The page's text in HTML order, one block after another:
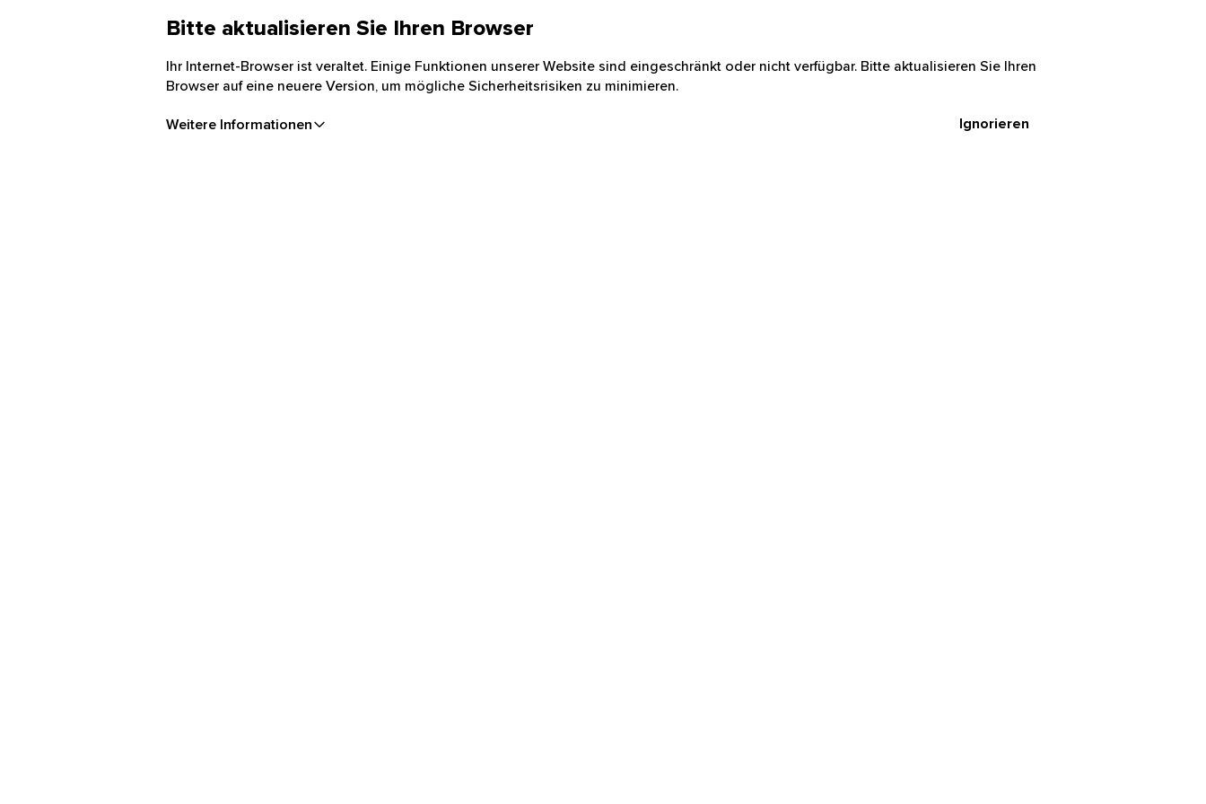
Bitte aktualisieren Sie Ihren Browser
Ihr Internet-Browser ist veraltet. Einige Funktionen unserer Website sind eingeschränkt oder nicht verfügbar. Bitte aktualisieren Sie Ihren
Browser auf eine neuere Version, um mögliche Sicherheitsrisiken zu minimieren.
Weitere Informationen Ignorieren